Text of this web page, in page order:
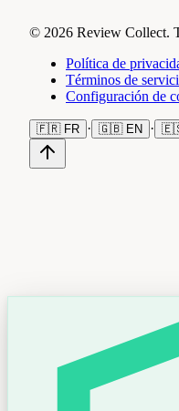
© 2026 Review Collect.
Política de
Términos de
Configuración de
🇫🇷 FR · 🇬🇧 EN ·